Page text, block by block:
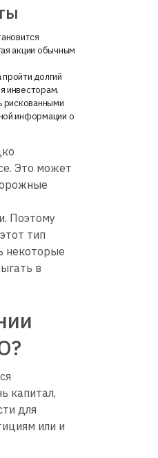
акции обычным
долгий
инвесторам.
рискованными
информации о
Это может
Поэтому
тип
некоторые
в
капитал,
для
или и